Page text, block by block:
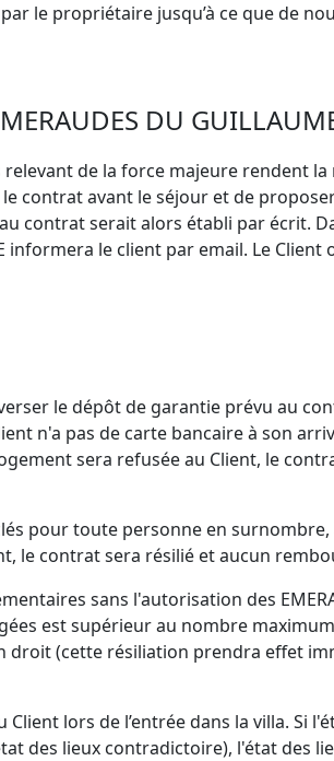
le propriétaire jusqu’à ce que de
DU
de la force majeure rendent la
le contrat avant le séjour et de
contrat serait alors établi par écrit.
informera le client par email. Le
le dépôt de garantie prévu au
n'a pas de carte bancaire à son
sera refusée au Client, le
pour toute personne en
le contrat sera résilié et aucun
sans l'autorisation des
est supérieur au nombre
droit (cette résiliation prendra effet
lors de l’entrée dans la villa. Si
des lieux contradictoire), l'état des